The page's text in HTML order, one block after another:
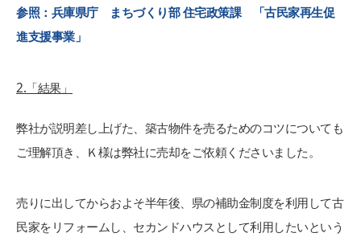
参照：兵庫県庁 まちづくり部 住宅政策課 「古民家再生促
進支援事業」
2.「結果」
弊社が説明差し上げた、築古物件を売るためのコツについても
ご理解頂き、Ｋ様は弊社に売却をご依頼くださいました。
売りに出してからおよそ半年後、県の補助金制度を利用して古
民家をリフォームし、セカンドハウスとして利用したいという